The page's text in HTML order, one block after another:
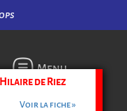
Menu
de Riez
Voir la fiche »